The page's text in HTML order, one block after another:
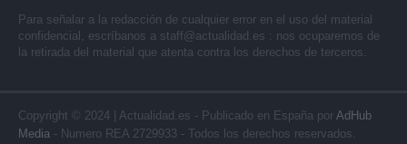
Para señalar a la redacción de cualquier error en el uso del material
confidencial, escríbanos a staff@actualidad.es : nos ocuparemos de
la retirada del material que atenta contra los derechos de terceros.
Copyright © 2024 | Actualidad.es - Publicado en España por AdHub
Media - Numero REA 2729933 - Todos los derechos reservados.